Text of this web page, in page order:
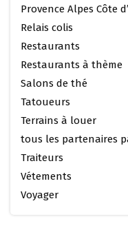
Provence Alpes Côte
Relais colis
Restaurants
Restaurants à thème
Salons de thé
Tatoueurs
Terrains à louer
tous les partenaires
Traiteurs
Vétements
Voyager